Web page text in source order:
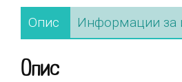
Опис Информации за
Опис